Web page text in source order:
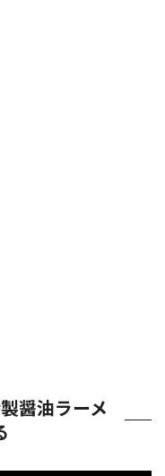
醤油ラーメ